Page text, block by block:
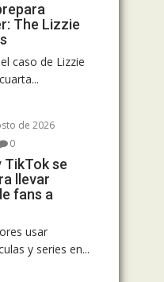
The Lizzie
caso de Lizzie
de 2026
0
TikTok se
llevar
fans a
usar
y series en...